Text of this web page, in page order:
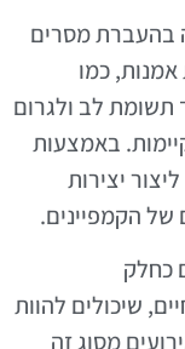
בהעברת מסרים
אמנות, כמו
תשומת לב ולגרום
באמצעות
יצירות
של הקמפיינים.
כחלק
שיכולים להוות
מסוג זה